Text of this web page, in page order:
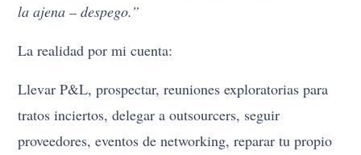
la ajena – despego.”
La realidad por mi cuenta:
Llevar P&L, prospectar, reuniones exploratorias para
tratos inciertos, delegar a outsourcers, seguir
proveedores, eventos de networking, reparar tu propio